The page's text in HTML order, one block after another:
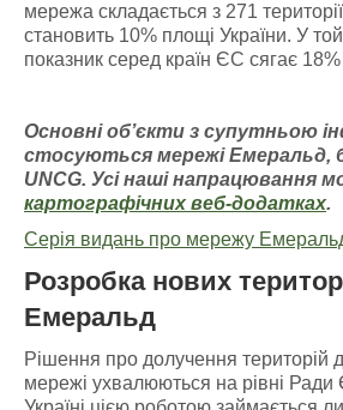
мережа складається з 271
становить 10% площі України. У
показник серед країн ЄС сягає
Основні об’єкти з супутньою
стосуються мережі Емеральд,
UNCG. Усі наші напрацювання
картографічних веб-додатках.
Серія видань про мережу
Розробка нових
Емеральд
Рішення про долучення територій
мережі ухвалюються на рівні Ради